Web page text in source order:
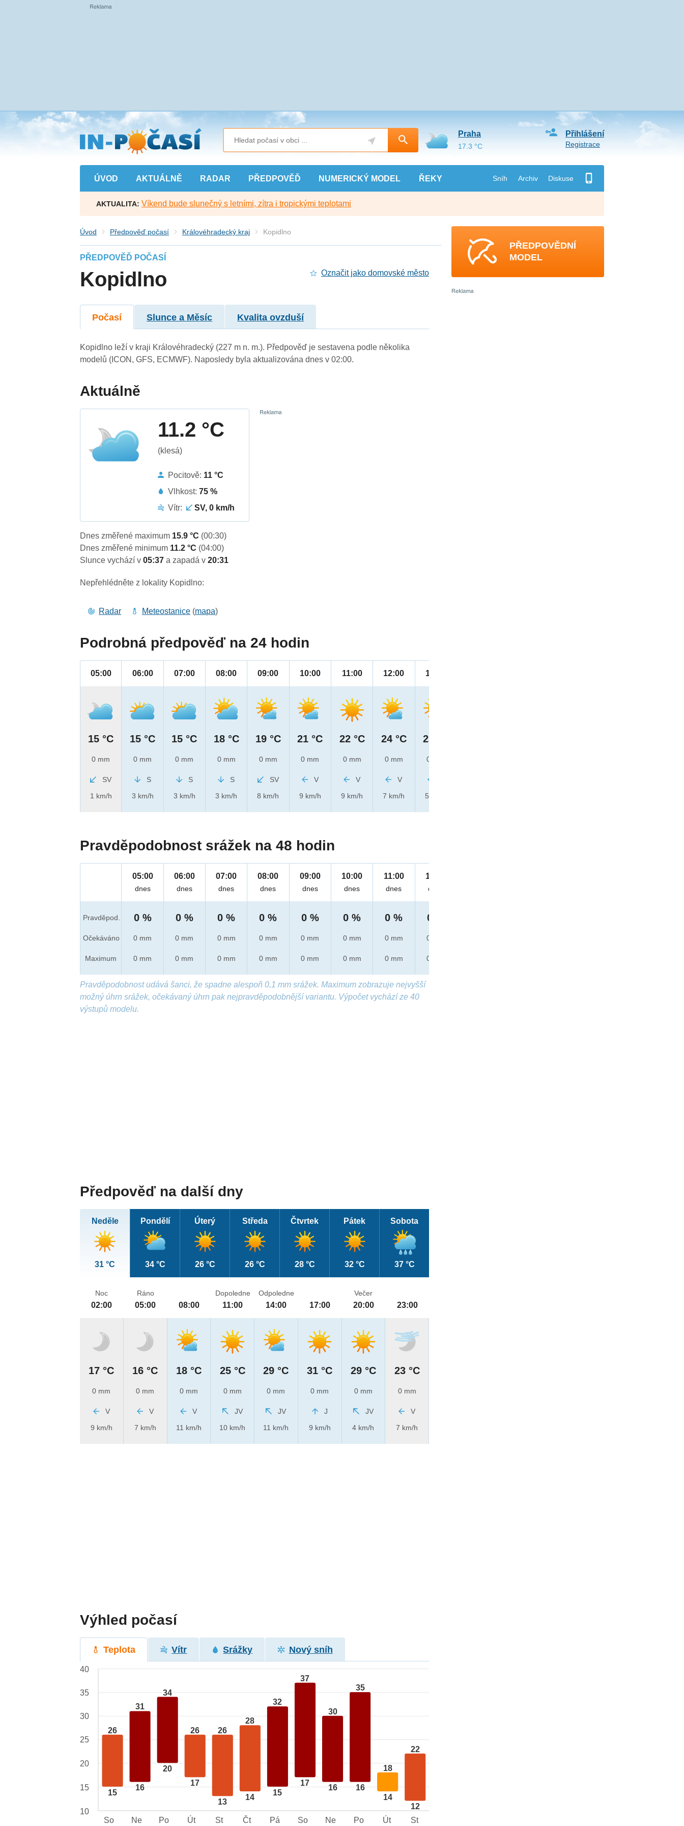
Přejít
na
hlavní
obsah
ÚVOD AKTUÁLNĚ RADAR PŘEDPOVĚĎ NUMERICKÝ MODEL ŘEKY Sníh Archiv Diskuse
Přihlášení
Registrace
Praha
17.3 °C
AKTUALITA: Víkend bude slunečný s letními, zítra i tropickými teplotami
Úvod Předpověď počasí Královéhradecký kraj Kopidlno
PŘEDPOVĚĎ POČASÍ
Kopidlno Označit jako domovské město
Počasí Slunce a Měsíc Kvalita ovzduší
Kopidlno leží v kraji Královéhradecký (227 m n. m.). Předpověď je sestavena podle několika
modelů (ICON, GFS, ECMWF). Naposledy byla aktualizována dnes v 02:00.
Aktuálně
11.2 °C
(klesá)
Pocitově: 11 °C
Vlhkost:75 %
Vítr:
SV, 0 km/h
Dnes změřené maximum 15.9 °C (00:30)
Dnes změřené minimum 11.2 °C (04:00)
Slunce vychází v05:37a zapadá v20:31
Nepřehlédněte z lokality Kopidlno:
Radar Meteostanice (mapa)
Podrobná předpověď na 24 hodin
05:00
15 °C
0 mm
SV
1 km/h
06:00
15 °C
0 mm
S
3 km/h
07:00
15 °C
0 mm
S
3 km/h
08:00
18 °C
0 mm
S
3 km/h
09:00
19 °C
0 mm
SV
8 km/h
10:00
21 °C
0 mm
V
9 km/h
11:00
22 °C
0 mm
V
9 km/h
12:00
24 °C
0 mm
V
7 km/h
13:00
25 °C
0 mm
5 km/h
Pravděpodobnost srážek na 48 hodin
Pravděpod.
Očekáváno
Maximum
05:00
dnes
0 %
0 mm
0 mm
06:00
dnes
0 %
0 mm
0 mm
07:00
dnes
0 %
0 mm
0 mm
08:00
dnes
0 %
0 mm
0 mm
09:00
dnes
0 %
0 mm
0 mm
10:00
dnes
0 %
0 mm
0 mm
11:00
dnes
0 %
0 mm
0 mm
12:00
dnes
0 %
0 mm
0 mm
Pravděpodobnost udává šanci, že spadne alespoň 0,1 mm srážek. Maximum zobrazuje nejvyšší
možný úhrn srážek, očekávaný úhrn pak nejpravděpodobnější variantu. Výpočet vychází ze 40
výstupů modelu.
Předpověď na další dny
Neděle
31 °C
Pondělí
34 °C
Úterý
26 °C
Středa
26 °C
Čtvrtek
28 °C
Pátek
32 °C
Sobota
37 °C
Noc
02:00
17 °C
0 mm
V
9 km/h
Ráno
05:00
16 °C
0 mm
V
7 km/h
08:00
18 °C
0 mm
V
11 km/h
Dopoledne
11:00
25 °C
0 mm
JV
10 km/h
Odpoledne
14:00
29 °C
0 mm
JV
11 km/h
17:00
31 °C
0 mm
J
9 km/h
Večer
20:00
29 °C
0 mm
JV
4 km/h
23:00
23 °C
0 mm
V
7 km/h
Výhled počasí
Teplota Vítr Srážky Nový sníh
26
15
31
16
34
20
26
17
26
13
28
14
32
15
37
17
30
16
35
16
18
14
22
12
40
35
30
25
20
15
10
So
Ne Po Út St Čt Pá So Ne Po Út St
PŘEDPOVĚDNÍ
MODEL